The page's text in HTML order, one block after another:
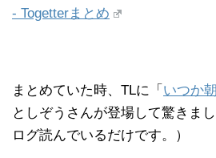
- Togetterまとめ
まとめていた時、TLに「 いつか
としぞうさんが登場して驚きま
ログ読んでいるだけです。）